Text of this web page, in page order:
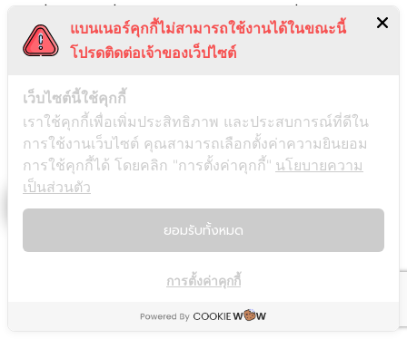
คู่มือที่จะช่วยเปลี่ยนชีวิตของคุณด้วยการเปลี่ยนความคิด
และเปลี่ยนเสียงในหัวด้วยการพูดตอกย้ำด้านบวกกับตัวเอง
ทุกวัน พร้อมคำถามสะท้อนตัวตนที่เราอาจไม่เคยถามตัวเอง
มาก่อน และช่วยให้เราได้เรียนรู้ เข้าใจตัวเองมากขึ้น (มีหน้า
ปกให้เลือก 5 สี)
249฿ Original
price
249 ฿.
199฿Current
price
199 ฿.
จำนวน
Change
Yourหยิบใส่ตะกร้า
เรื่องล่าสุด
รีวิว Consensus: เครื่องมือค้นคว้าวิจัยที่ควรมีติดตัวไว้
สรุปหนังสือ Be Useful บทเรียนชีวิตจากอาร์โนลด์ ชวาร์เซเน็ก
แบนเนอร์คุกกี้ไม่สามารถใช้งานได้ในขณะนี้
โปรดติดต่อเจ้าของเว็ปไซต์
เว็บไซต์นี้ใช้คุกกี้
เราใช้คุกกี้เพื่อเพิ่มประสิทธิภาพ และประสบการณ์ที่ดีใน
การใช้งานเว็บไซต์ คุณสามารถเลือกตั้งค่าความยินยอม
การใช้คุกกี้ได้ โดยคลิก "การตั้งค่าคุกกี้" นโยบายความ
เป็นส่วนตัว
ยอมรับทั้งหมด
การตั้งค่าคุกกี้